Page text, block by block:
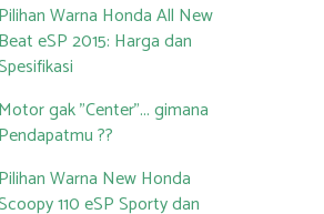
Pilihan Warna Honda All New
Beat eSP 2015: Harga dan
Motor gak "Center"... gimana
Pendapatmu ??
Pilihan Warna New Honda
110 eSP Sporty dan